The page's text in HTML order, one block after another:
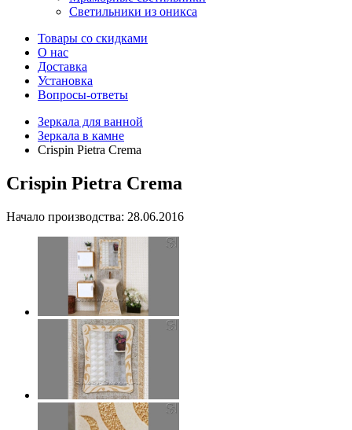
Светильники из оникса
Товары со скидками
О нас
Доставка
Установка
Вопросы-ответы
Зеркала для ванной
Зеркала в камне
Crispin Pietra Crema
Crispin Pietra Crema
Начало производства: 28.06.2016